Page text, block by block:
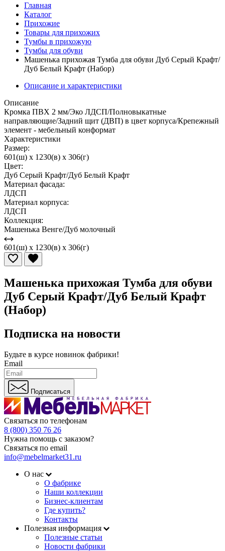
Главная
Каталог
Прихожие
Товары для прихожих
Тумбы в прихожую
Тумбы для обуви
Машенька прихожая Тумба для обуви Дуб Серый Крафт/
Дуб Белый Крафт (Набор)
Описание и характеристики
Описание
Кромка ПВХ 2 мм/Эко ЛДСП/Полновыкатные
направляющие/Задний щит (ДВП) в цвет корпуса/Крепежный
элемент - мебельный конформат
Характеристики
Размер:
601(ш) x 1230(в) x 306(г)
Цвет:
Дуб Серый Крафт/Дуб Белый Крафт
Материал фасада:
ЛДСП
Материал корпуса:
ЛДСП
Коллекция:
Машенька Венге/Дуб молочный
601(ш) x 1230(в) x 306(г)
Машенька прихожая Тумба для обуви
Дуб Серый Крафт/Дуб Белый Крафт
(Набор)
Подписка на новости
Будьте в курсе новинок фабрики!
Email
Подписаться
Связаться по телефонам
8 (800) 350 76 26
Нужна помощь с заказом?
Связаться по email
info@mebelmarket31.ru
О нас
О фабрике
Наши коллекции
Бизнес-клиентам
Где купить?
Контакты
Полезная информация
Полезные статьи
Новости фабрики